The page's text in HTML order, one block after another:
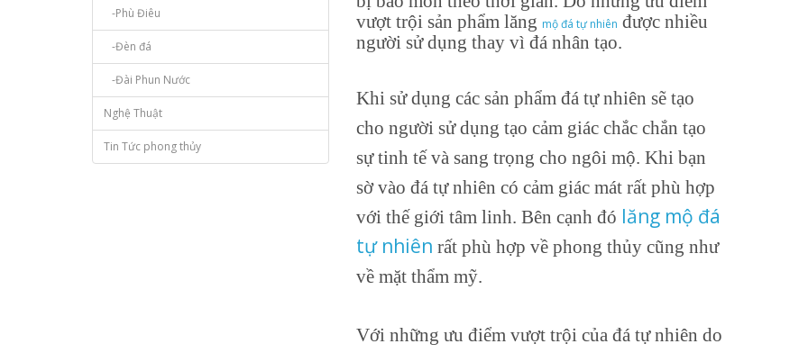
-Phù Điêu
-Đèn đá
-Đài Phun Nước
Nghệ Thuật
Tin Tức phong thủy
vượt trội sản phẩm lăng mộ đá tự nhiên được nhiều
người sử dụng thay vì đá nhân tạo.
Khi sử dụng các sản phẩm đá tự nhiên sẽ tạo
cho người sử dụng tạo cảm giác chắc chắn tạo
sự tinh tế và sang trọng cho ngôi mộ. Khi bạn
sờ vào đá tự nhiên có cảm giác mát rất phù hợp
với thế giới tâm linh. Bên cạnh đó lăng mộ đá
tự nhiên rất phù hợp về phong thủy cũng như
về mặt thẩm mỹ.
Với những ưu điểm vượt trội của đá tự nhiên do